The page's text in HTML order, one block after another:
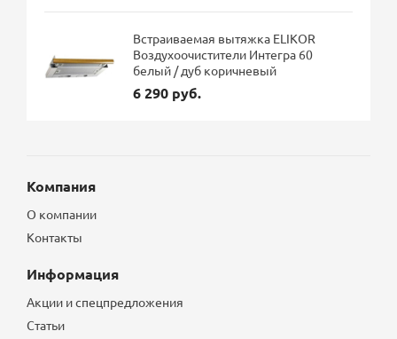
Встраиваемая вытяжка ELIKOR
Воздухоочистители Интегра 60
белый / дуб коричневый
6 290 руб.
Компания
О компании
Контакты
Информация
Акции и спецпредложения
Статьи